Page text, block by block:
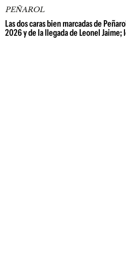
PEÑAROL
Las dos caras bien marcadas de
2026 y de la llegada de Leonel Jaime;